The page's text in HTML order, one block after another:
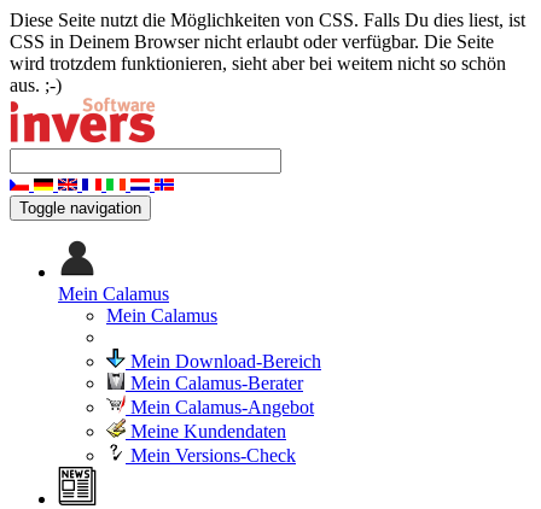
Diese Seite nutzt die Möglichkeiten von CSS. Falls Du dies liest, ist
CSS in Deinem Browser nicht erlaubt oder verfügbar. Die Seite
wird trotzdem funktionieren, sieht aber bei weitem nicht so schön
aus. ;-)
Toggle navigation
Mein Calamus
Mein Calamus
Mein Download-Bereich
Mein Calamus-Berater
Mein Calamus-Angebot
Meine Kundendaten
Mein Versions-Check